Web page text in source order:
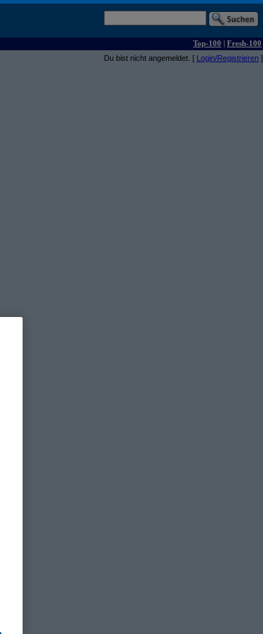
Top-100 | Fresh-100
Du bist nicht angemeldet. [ Login/Registrieren ]